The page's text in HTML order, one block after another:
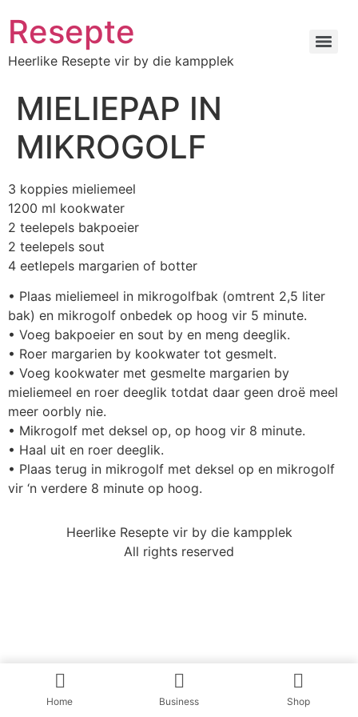
Resepte
Heerlike Resepte vir by die kampplek
MIELIEPAP IN
MIKROGOLF
3 koppies mieliemeel
1200 ml kookwater
2 teelepels bakpoeier
2 teelepels sout
4 eetlepels margarien of botter
• Plaas mieliemeel in mikrogolfbak (omtrent 2,5 liter
bak) en mikrogolf onbedek op hoog vir 5 minute.
• Voeg bakpoeier en sout by en meng deeglik.
• Roer margarien by kookwater tot gesmelt.
• Voeg kookwater met gesmelte margarien by
mieliemeel en roer deeglik totdat daar geen droë meel
meer oorbly nie.
• Mikrogolf met deksel op, op hoog vir 8 minute.
• Haal uit en roer deeglik.
• Plaas terug in mikrogolf met deksel op en mikrogolf
vir ‘n verdere 8 minute op hoog.
Heerlike Resepte vir by die kampplek
All rights reserved
Home Business Shop